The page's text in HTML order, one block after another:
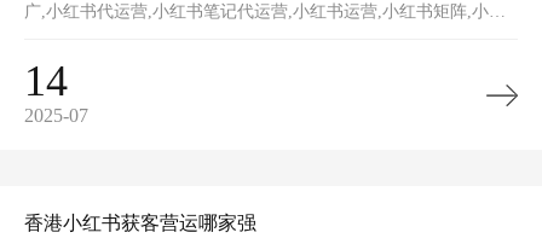
广,小红书代运营,小红书笔记代运营,小红书运营,小红书矩阵,小红
14
2025-07
香港小红书获客营运哪家强